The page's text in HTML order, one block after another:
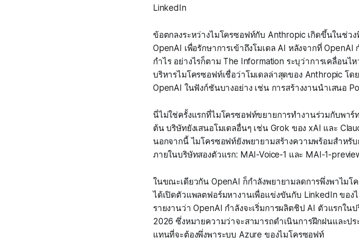
LinkedIn
ข้อตกลงระหว่างไมโครซอฟท์กับ Anthropic เกิดขึ้นในช่ว
OpenAI เพื่อรักษาการเข้าถึงโมเดล AI หลังจากที่ OpenAI
กำไร อย่างไรก็ตาม The Information ระบุว่าการเคลื่อนไ
บริหารไมโครซอฟท์เชื่อว่าโมเดลล่าสุดของ Anthropic โด
OpenAI ในฟังก์ชันบางอย่าง เช่น การสร้างงานนำเสนอ
นี่ไม่ใช่ครั้งแรกที่ไมโครซอฟท์ขยายการทำงานร่วมกับพาร์
ต้น บริษัทยังเสนอโมเดลอื่นๆ เช่น Grok ของ xAI และ
นอกจากนี้ ไมโครซอฟท์ยังพยายามสร้างความพร้อมสำหรับ
ภายในบริษัทสองตัวแรก: MAI-Voice-1 และ MAI-1-
ในขณะเดียวกัน OpenAI ก็กำลังพยายามลดการพึ่งพาไม
ได้เปิดตัวแพลตฟอร์มหางานเพื่อแข่งขันกับ LinkedIn ของ
รายงานว่า OpenAI กำลังจะเริ่มการผลิตชิป AI ตัวแรกใ
2026 ซึ่งหมายความว่าจะสามารถดำเนินการฝึกฝนและป
แทนที่จะต้องพึ่งพาระบบ Azure ของไมโครซอฟท์